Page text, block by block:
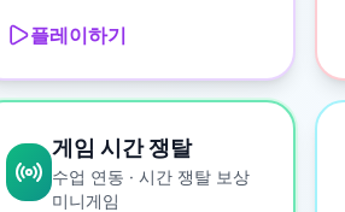
플레이하기
게임 시간 쟁탈
수업 연동 · 시간 쟁탈 보상
미니게임